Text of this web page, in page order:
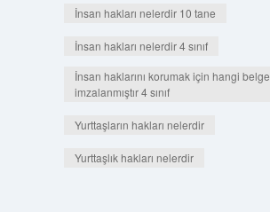
İnsan hakları nelerdir 10 tane
İnsan hakları nelerdir 4 sınıf
İnsan haklarını korumak için hangi belge
imzalanmıştır 4 sınıf
Yurttaşların hakları nelerdir
Yurttaşlık hakları nelerdir